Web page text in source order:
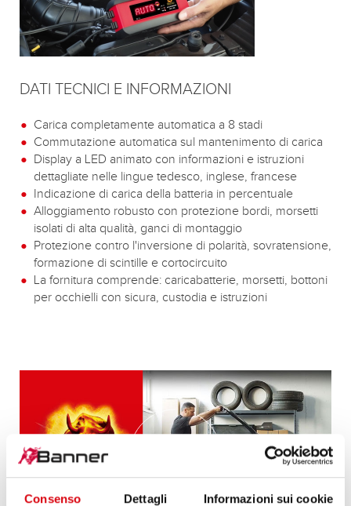
Consenso Dettagli Informazioni sui cookie
DATI TECNICI E INFORMAZIONI
Carica completamente automatica a 8 stadi
Commutazione automatica sul mantenimento di carica
Display a LED animato con informazioni e istruzioni
dettagliate nelle lingue tedesco, inglese, francese
Indicazione di carica della batteria in percentuale
Alloggiamento robusto con protezione bordi, morsetti
isolati di alta qualità, ganci di montaggio
Protezione contro l'inversione di polarità, sovratensione,
formazione di scintille e cortocircuito
La fornitura comprende: caricabatterie, morsetti, bottoni
per occhielli con sicura, custodia e istruzioni